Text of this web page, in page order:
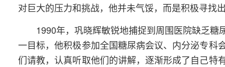
对巨大的压力和挑战，他并未气馁，而是积极寻找
1990年，巩晓辉敏锐地捕捉到周围医院缺乏
一目标，他积极参加全国糖尿病会议、内分泌专科
们请教，认真听取他们的讲解，逐渐形成了自己特